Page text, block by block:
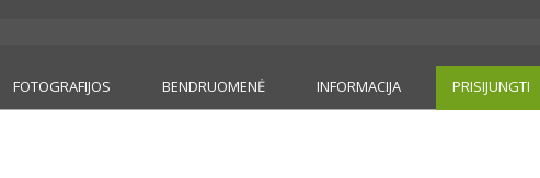
FOTOGRAFIJOS BENDRUOMENĖ INFORMACIJA PRISIJUNGTI